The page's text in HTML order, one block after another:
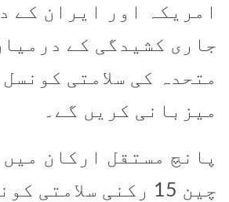
امریکہ اور ایران کے
جاری کشیدگی کے
متحدہ کی سلامتی کونسل
میزبانی کریں گے۔
پانچ مستقل ارکان میں
چین 15 رکنی سلامتی